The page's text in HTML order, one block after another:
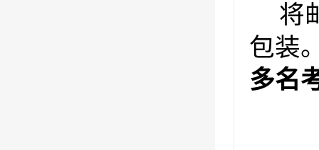
将
包装
多名